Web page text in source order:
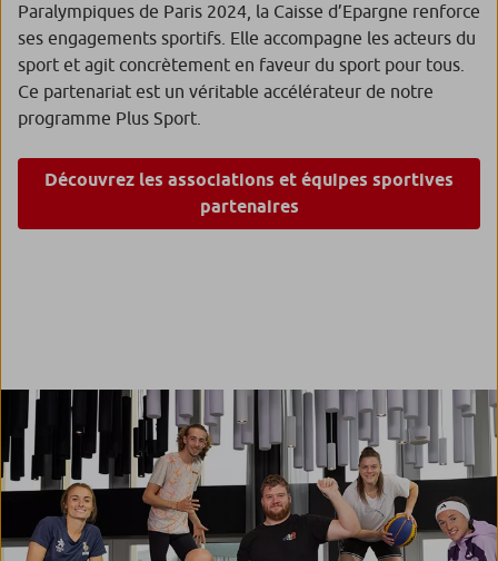
Paralympiques de Paris 2024, la Caisse d’Epargne renforce
ses engagements sportifs. Elle accompagne les acteurs du
sport et agit concrètement en faveur du sport pour tous.
Ce partenariat est un véritable accélérateur de notre
programme Plus Sport.
Découvrez les associations et équipes sportives
partenaires